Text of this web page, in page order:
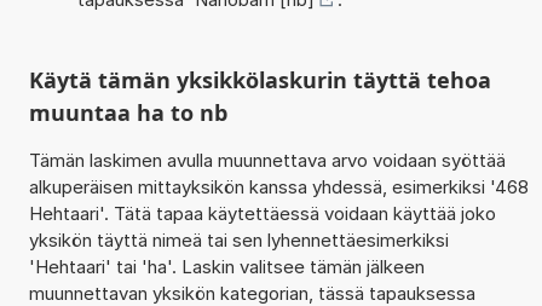
Käytä tämän yksikkölaskurin täyttä tehoa
muuntaa ha to nb
Tämän laskimen avulla muunnettava arvo voidaan syöttää
alkuperäisen mittayksikön kanssa yhdessä, esimerkiksi '468
Hehtaari'. Tätä tapaa käytettäessä voidaan käyttää joko
yksikön täyttä nimeä tai sen lyhennettäesimerkiksi
'Hehtaari' tai 'ha'. Laskin valitsee tämän jälkeen
muunnettavan yksikön kategorian, tässä tapauksessa